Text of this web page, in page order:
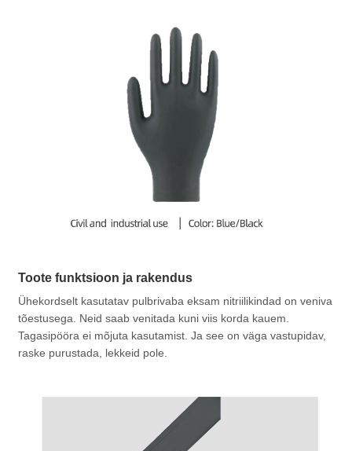
Toote funktsioon ja rakendus
Ühekordselt kasutatav pulbrivaba eksam nitriilikindad on veniva
tõestusega. Neid saab venitada kuni viis korda kauem.
Tagasipööra ei mõjuta kasutamist. Ja see on väga vastupidav,
raske purustada, lekkeid pole.